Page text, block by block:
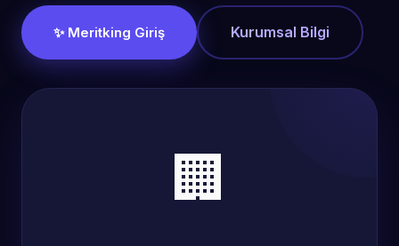
✨ Meritking Giriş Kurumsal Bilgi
🏢